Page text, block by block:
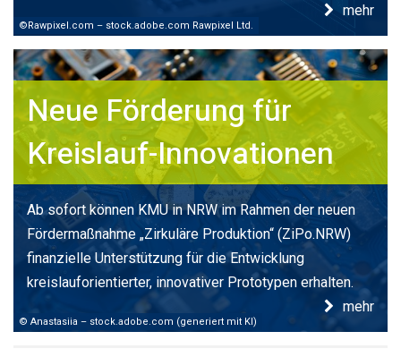
©Rawpixel.com – stock.adobe.com Rawpixel Ltd.
mehr
Neue Förderung für
Kreislauf-Innovationen
© Anastasiia – stock.adobe.com (generiert mit KI)
Ab sofort können KMU in NRW im Rahmen der neuen
Fördermaßnahme „Zirkuläre Produktion“ (ZiPo.NRW)
finanzielle Unterstützung für die Entwicklung
kreislauforientierter, innovativer Prototypen erhalten.
mehr